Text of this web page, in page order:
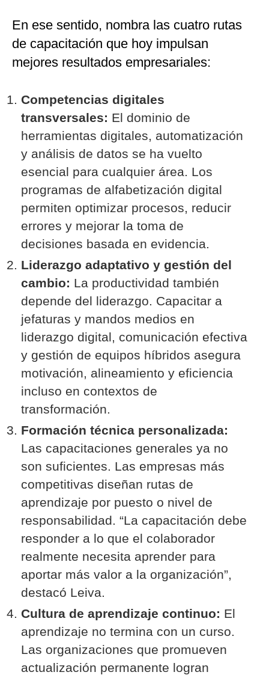
En ese sentido, nombra las cuatro rutas
de capacitación que hoy impulsan
mejores resultados empresariales:
Competencias digitales
transversales: El dominio de
herramientas digitales, automatización
y análisis de datos se ha vuelto
esencial para cualquier área. Los
programas de alfabetización digital
permiten optimizar procesos, reducir
errores y mejorar la toma de
decisiones basada en evidencia.
Liderazgo adaptativo y gestión del
cambio: La productividad también
depende del liderazgo. Capacitar a
jefaturas y mandos medios en
liderazgo digital, comunicación efectiva
y gestión de equipos híbridos asegura
motivación, alineamiento y eficiencia
incluso en contextos de
transformación.
Formación técnica personalizada:
Las capacitaciones generales ya no
son suficientes. Las empresas más
competitivas diseñan rutas de
aprendizaje por puesto o nivel de
responsabilidad. “La capacitación debe
responder a lo que el colaborador
realmente necesita aprender para
aportar más valor a la organización”,
destacó Leiva.
Cultura de aprendizaje continuo: El
aprendizaje no termina con un curso.
Las organizaciones que promueven
actualización permanente logran